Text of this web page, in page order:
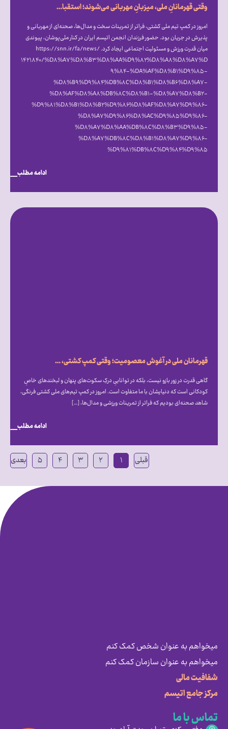
وقتی قهرمانانِ ملی، میزبانِ مهربانی می‌شوند؛ استقبال گرم علیرضا دبیر از فرزندان انجمن اتیسم ایران [همراه با فیلم]
امروز در کمپ تیم ملی کشتی، فراتر از تمرینات سخت و مدال‌ها، صحنه‌ای از مهربانی و
پذیرش در جریان بود. حضور فرزندان انجمن اتیسم ایران در کنار ملی‌پوشان، پیوندی
میان قدرت ورزش و مسئولیت اجتماعی ایجاد کرد. https://snn.ir/fa/news/
۱۴۲۱۸۴۰/%D۸%A۷%D۸%B۳%D۸%AA%D۹%۸۲%D۸%A۸%D۸%A۷%D
۹%۸۴-%DA%AF%D۸%B۱%D۹%۸۵-
%D۸%B۹%D۹%۸۴%DB%۸C%D۸%B۱%D۸%B۶%D۸%A۷-
%D۸%AF%D۸%A۸%DB%۸C%D۸%B۱-%D۸%A۷%D۸%B۲-
%D۹%۸۱%D۸%B۱%D۸%B۲%D۹%۸۶%D۸%AF%D۸%A۷%D۹%۸۶-
%D۸%A۷%D۹%۸۶%D۸%AC%D۹%۸۵%D۹%۸۶-
%D۸%A۷%D۸%AA%DB%۸C%D۸%B۳%D۹%۸۵-
%D۸%A۷%DB%۸C%D۸%B۱%D۸%A۷%D۹%۸۶-
%D۹%۸۱%DB%۸C%D۹%۸۴%D۹%۸۵
ادامه مطلب
قهرمانان ملی در آغوش معصومیت؛ وقتی کمپ کشتی، میزبان دنیای متفاوت اتیسم شد
گاهی قدرت در زور بازو نیست، بلکه در تواناییِ درکِ سکوت‌های پنهان و لبخندهای خاصِ
کودکانی است که دنیایشان با ما متفاوت است. امروز در کمپ تیم‌های ملی کشتی فرنگی،
شاهد صحنه‌ای بودیم که فراتر از تمرینات ورزشی و مدال‌ها، […]
ادامه مطلب
قبلی ۱ ۲ ۳ ۴ ۵ بعدی
میخواهم به عنوان شخص کمک کنم
میخواهم به عنوان سازمان کمک کنم
شفافیت مالی
مرکز جامع اتیسم
تماس با ما